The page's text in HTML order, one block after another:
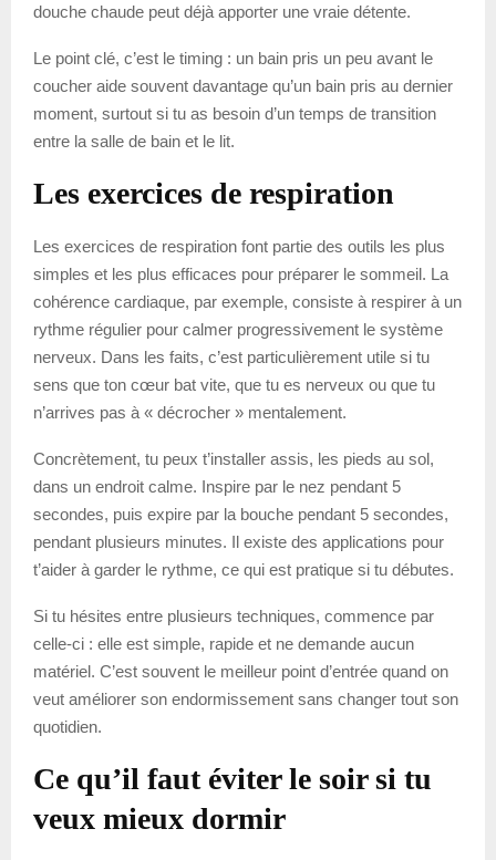
douche chaude peut déjà apporter une vraie détente.
Le point clé, c’est le timing : un bain pris un peu avant le
coucher aide souvent davantage qu’un bain pris au dernier
moment, surtout si tu as besoin d’un temps de transition
entre la salle de bain et le lit.
Les exercices de respiration
Les exercices de respiration font partie des outils les plus
simples et les plus efficaces pour préparer le sommeil. La
cohérence cardiaque, par exemple, consiste à respirer à un
rythme régulier pour calmer progressivement le système
nerveux. Dans les faits, c’est particulièrement utile si tu
sens que ton cœur bat vite, que tu es nerveux ou que tu
n’arrives pas à « décrocher » mentalement.
Concrètement, tu peux t’installer assis, les pieds au sol,
dans un endroit calme. Inspire par le nez pendant 5
secondes, puis expire par la bouche pendant 5 secondes,
pendant plusieurs minutes. Il existe des applications pour
t’aider à garder le rythme, ce qui est pratique si tu débutes.
Si tu hésites entre plusieurs techniques, commence par
celle-ci : elle est simple, rapide et ne demande aucun
matériel. C’est souvent le meilleur point d’entrée quand on
veut améliorer son endormissement sans changer tout son
quotidien.
Ce qu’il faut éviter le soir si tu
veux mieux dormir